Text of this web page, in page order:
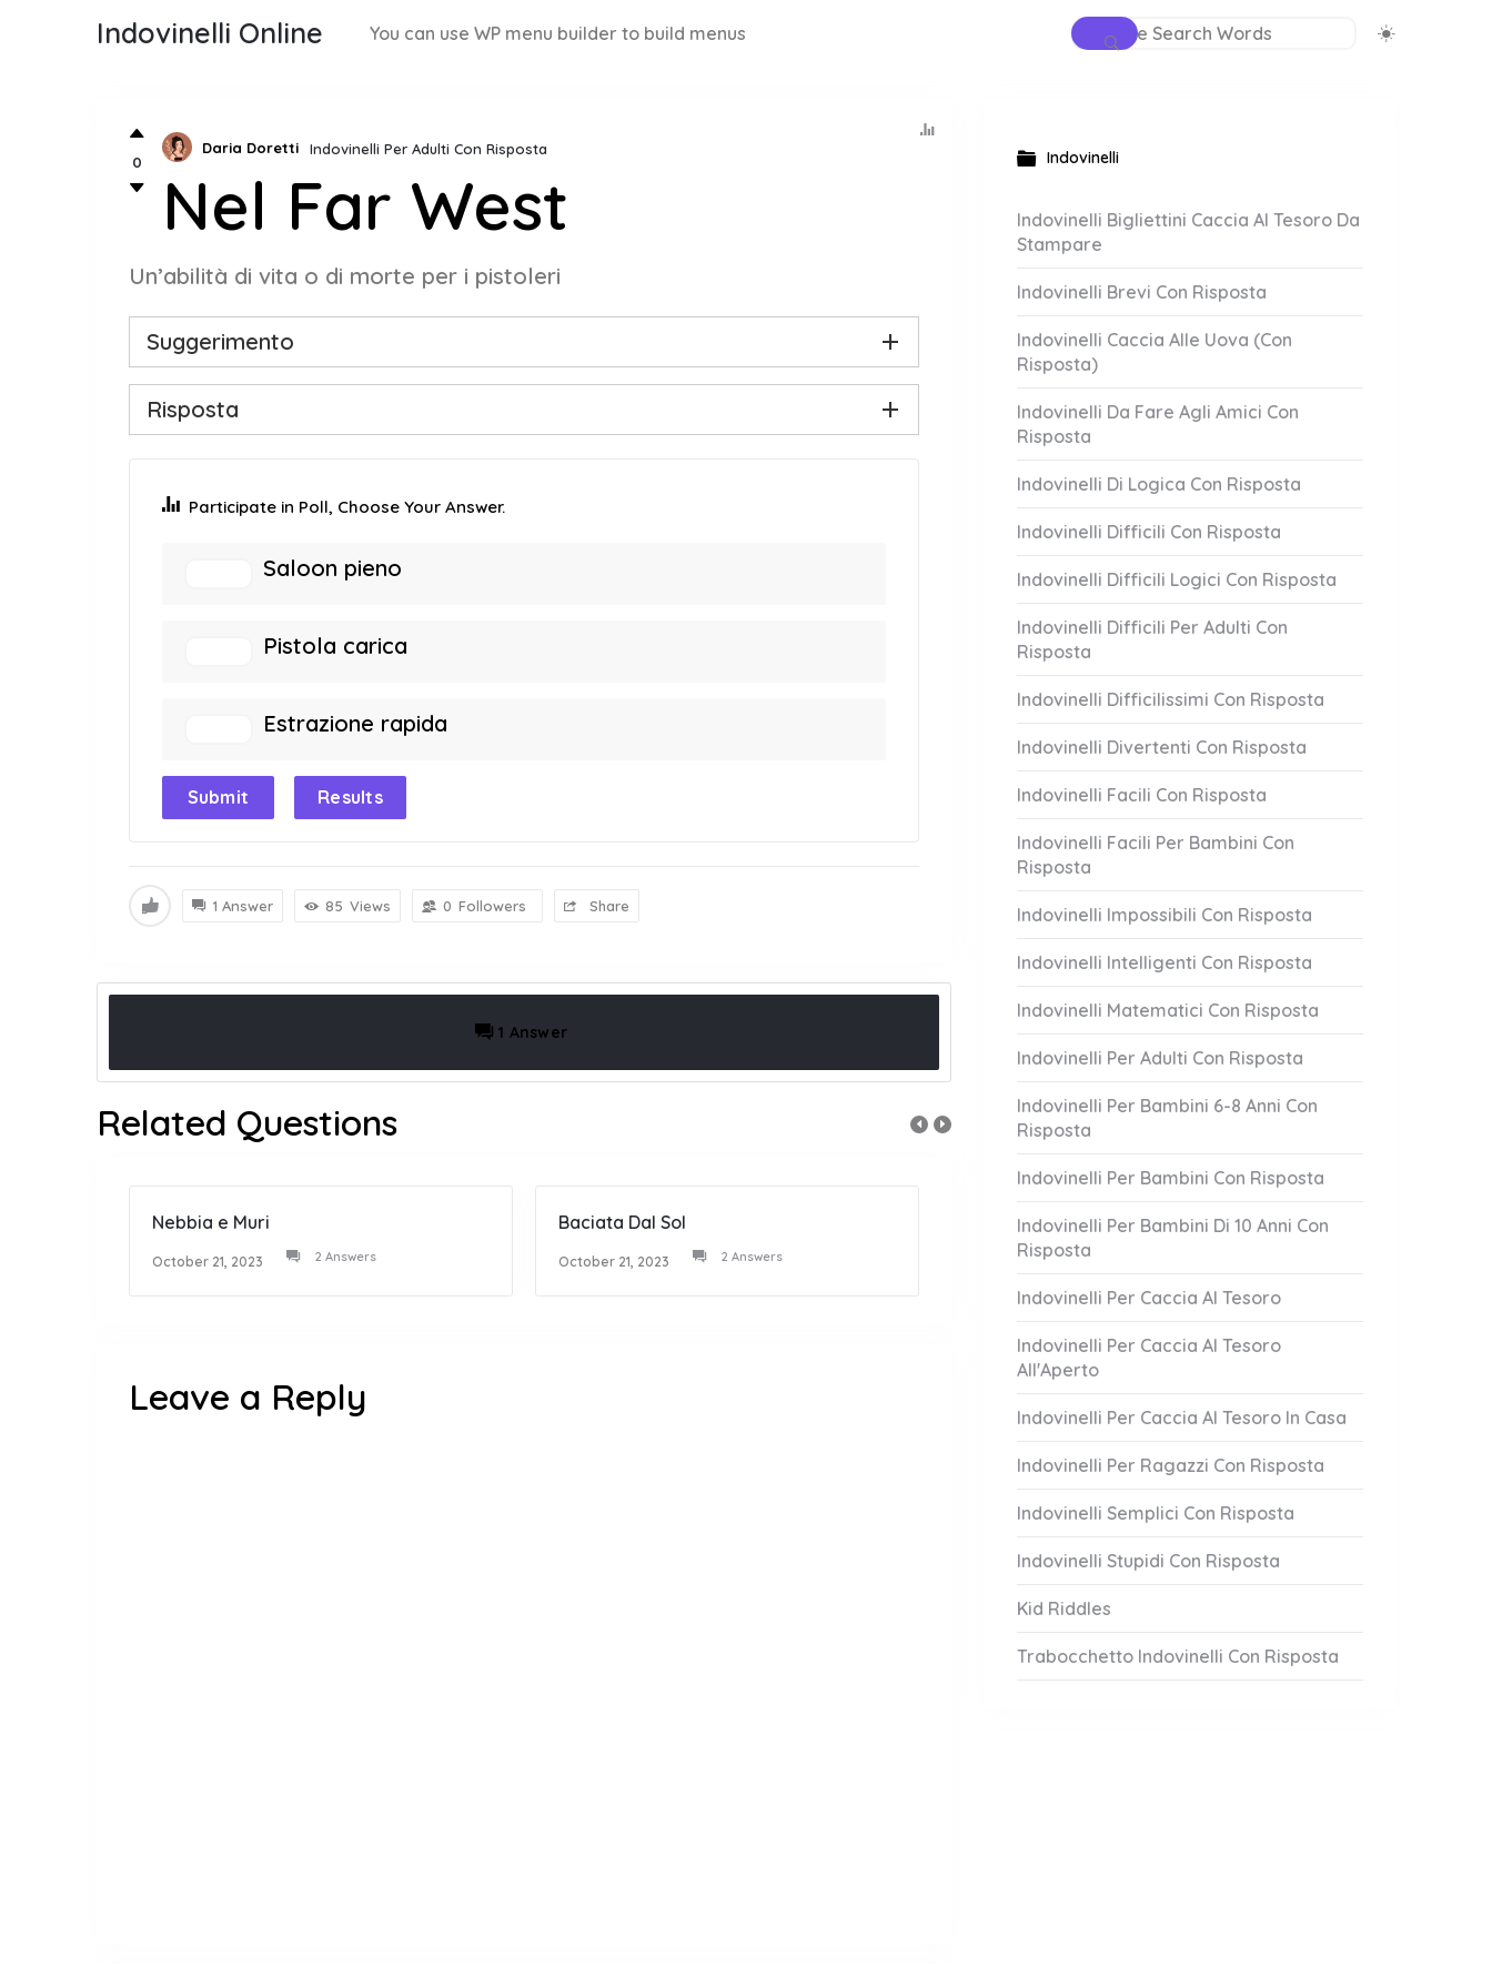
Indovinelli Online You can use WP menu builder to build menus
0
Daria Doretti Indovinelli Per Adulti Con Risposta
Nel Far West
Un’abilità di vita o di morte per i pistoleri
Suggerimento
Risposta
Participate in Poll, Choose Your Answer.
Saloon pieno
Pistola carica
Estrazione rapida
Submit Results
1 Answer 85 Views 0 Followers Share
1 Answer
Related Questions
Nebbia e Muri
October 21, 2023 2 Answers
Baciata Dal Sol
October 21, 2023 2 Answers
Gossip piccante
October 21, 2023
Leave a Reply
Indovinelli
Indovinelli Bigliettini Caccia Al Tesoro Da
Stampare
Indovinelli Brevi Con Risposta
Indovinelli Caccia Alle Uova (Con
Risposta)
Indovinelli Da Fare Agli Amici Con
Risposta
Indovinelli Di Logica Con Risposta
Indovinelli Difficili Con Risposta
Indovinelli Difficili Logici Con Risposta
Indovinelli Difficili Per Adulti Con
Risposta
Indovinelli Difficilissimi Con Risposta
Indovinelli Divertenti Con Risposta
Indovinelli Facili Con Risposta
Indovinelli Facili Per Bambini Con
Risposta
Indovinelli Impossibili Con Risposta
Indovinelli Intelligenti Con Risposta
Indovinelli Matematici Con Risposta
Indovinelli Per Adulti Con Risposta
Indovinelli Per Bambini 6-8 Anni Con
Risposta
Indovinelli Per Bambini Con Risposta
Indovinelli Per Bambini Di 10 Anni Con
Risposta
Indovinelli Per Caccia Al Tesoro
Indovinelli Per Caccia Al Tesoro
All'Aperto
Indovinelli Per Caccia Al Tesoro In Casa
Indovinelli Per Ragazzi Con Risposta
Indovinelli Semplici Con Risposta
Indovinelli Stupidi Con Risposta
Kid Riddles
Trabocchetto Indovinelli Con Risposta